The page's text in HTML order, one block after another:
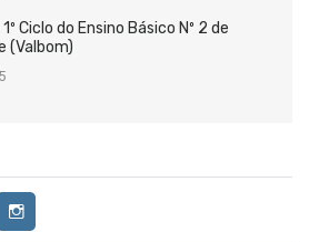
Ciclo do Ensino Básico Nº 2 de
(Valbom)